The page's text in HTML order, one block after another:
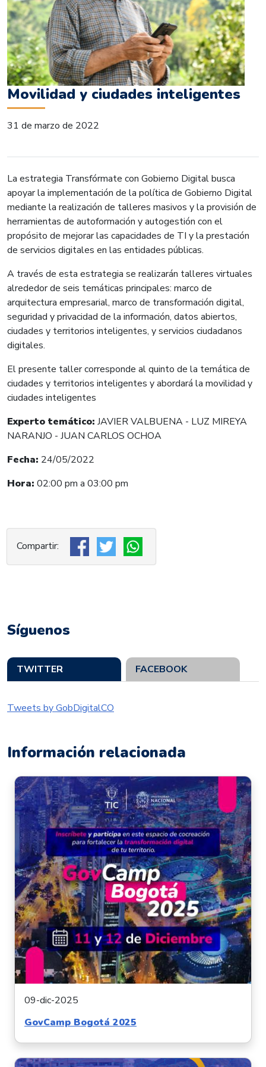
Movilidad y ciudades inteligentes
31 de marzo de 2022
La estrategia Transfórmate con Gobierno Digital busca
apoyar la implementación de la política de Gobierno Digital
mediante la realización de talleres masivos y la provisión de
herramientas de autoformación y autogestión con el
propósito de mejorar las capacidades de TI y la prestación
de servicios digitales en las entidades públicas.
A través de esta estrategia se realizarán talleres virtuales
alrededor de seis temáticas principales: marco de
arquitectura empresarial, marco de transformación digital,
seguridad y privacidad de la información, datos abiertos,
ciudades y territorios inteligentes, y servicios ciudadanos
digitales.
El presente taller corresponde al quinto de la temática de
ciudades y territorios inteligentes y abordará la movilidad y
ciudades inteligentes
Experto temático: JAVIER VALBUENA - LUZ MIREYA
NARANJO - JUAN CARLOS OCHOA
Fecha: 24/05/2022
Hora: 02:00 pm a 03:00 pm
Síguenos
TWITTER FACEBOOK
Tweets by GobDigitalCO
Información relacionada
09-dic-2025
GovCamp Bogotá 2025